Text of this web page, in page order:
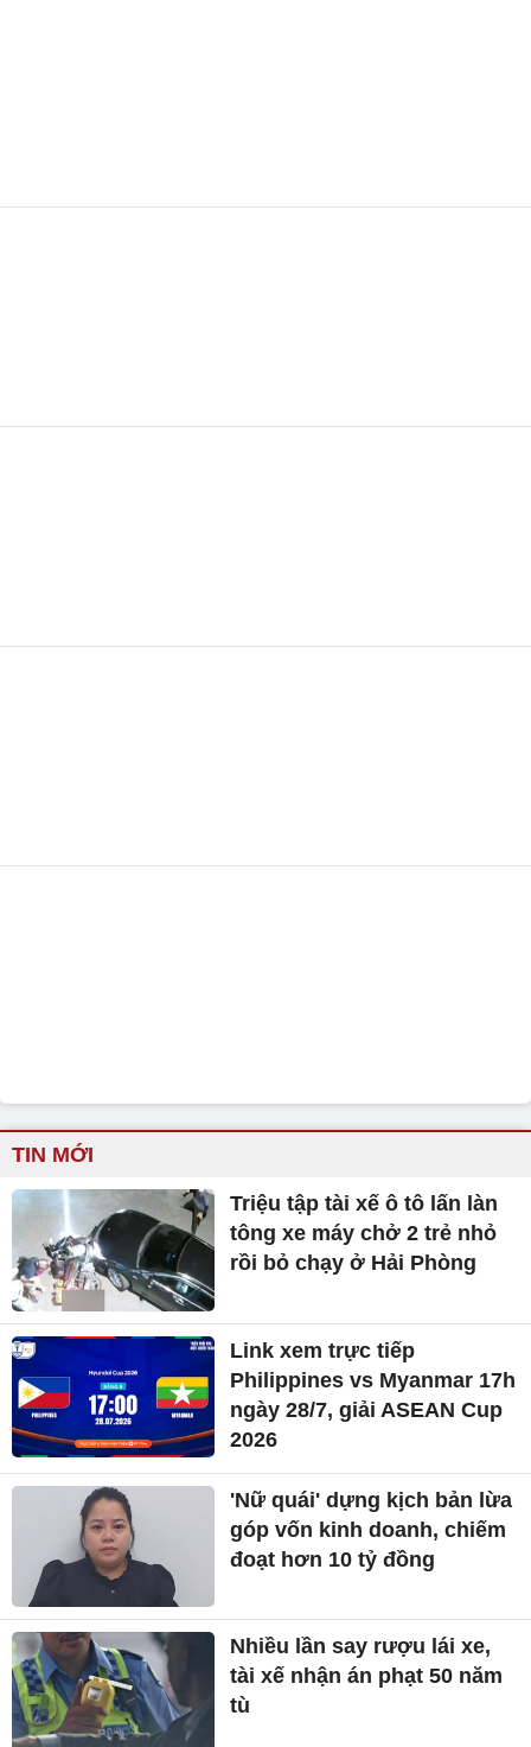
TIN MỚI
Triệu tập tài xế ô tô lấn làn
tông xe máy chở 2 trẻ nhỏ
rồi bỏ chạy ở Hải Phòng
Link xem trực tiếp
Philippines vs Myanmar 17h
ngày 28/7, giải ASEAN Cup
2026
'Nữ quái' dựng kịch bản lừa
góp vốn kinh doanh, chiếm
đoạt hơn 10 tỷ đồng
Nhiều lần say rượu lái xe,
tài xế nhận án phạt 50 năm
tù